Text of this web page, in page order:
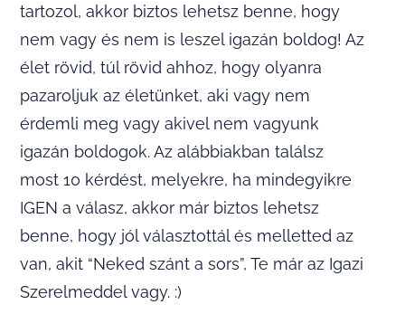
tartozol, akkor biztos lehetsz benne, hogy
nem vagy és nem is leszel igazán boldog! Az
élet rövid, túl rövid ahhoz, hogy olyanra
pazaroljuk az életünket, aki vagy nem
érdemli meg vagy akivel nem vagyunk
igazán boldogok. Az alábbiakban találsz
most 10 kérdést, melyekre, ha mindegyikre
IGEN a válasz, akkor már biztos lehetsz
benne, hogy jól választottál és melletted az
van, akit “Neked szánt a sors”, Te már az Igazi
Szerelmeddel vagy. :)